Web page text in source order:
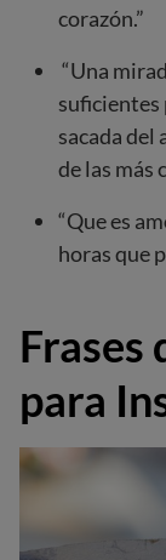
corazón.”
“Una
suficientes
sacada del
de las más
“Que es
horas que
Frases
para